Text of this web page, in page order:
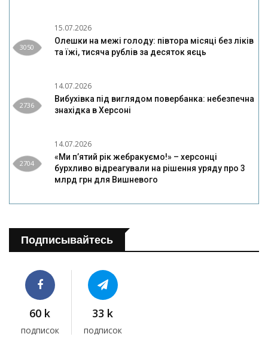
3050
15.07.2026
Олешки на межі голоду: півтора місяці без ліків
та їжі, тисяча рублів за десяток яєць
2736
14.07.2026
Вибухівка під виглядом повербанка: небезпечна
знахідка в Херсоні
2704
14.07.2026
«Ми п’ятий рік жебракуємо!» – херсонці
бурхливо відреагували на рішення уряду про 3
млрд грн для Вишневого
Подписывайтесь
60 k
подписок
33 k
подписок